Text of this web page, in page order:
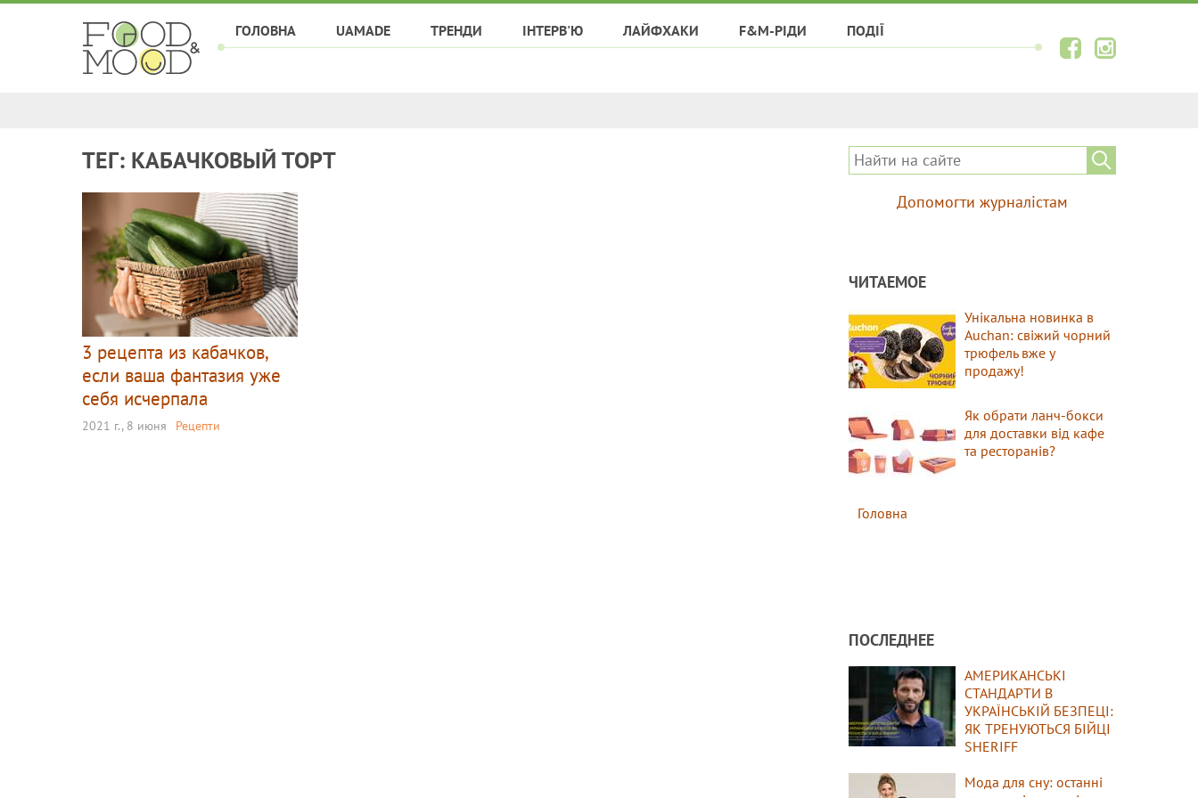
ГОЛОВНА UAMADE ТРЕНДИ ІНТЕРВ'Ю ЛАЙФХАКИ F&M-РІДИ ПОДІЇ
ТЕГ: КАБАЧКОВЫЙ ТОРТ
3 рецепта из кабачков,
если ваша фантазия уже
себя исчерпала
2021 г., 8 июня Рецепти
Допомогти журналістам
ЧИТАЕМОЕ
Унікальна новинка в
Auchan: свіжий чорний
трюфель вже у
продажу!
Як обрати ланч-бокси
для доставки від кафе
та ресторанів?
Головна
ПОСЛЕДНЕЕ
АМЕРИКАНСЬКІ
СТАНДАРТИ В
УКРАЇНСЬКІЙ БЕЗПЕЦІ:
ЯК ТРЕНУЮТЬСЯ БІЙЦІ
SHERIFF
Мода для сну: останні